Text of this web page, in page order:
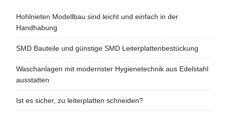
Hohlnieten Modellbau sind leicht und einfach in der
Handhabung
SMD Bauteile und günstige SMD Leiterplattenbestückung
Waschanlagen mit modernster Hygienetechnik aus Edelstahl
ausstatten
Ist es sicher, zu leiterplatten schneiden?